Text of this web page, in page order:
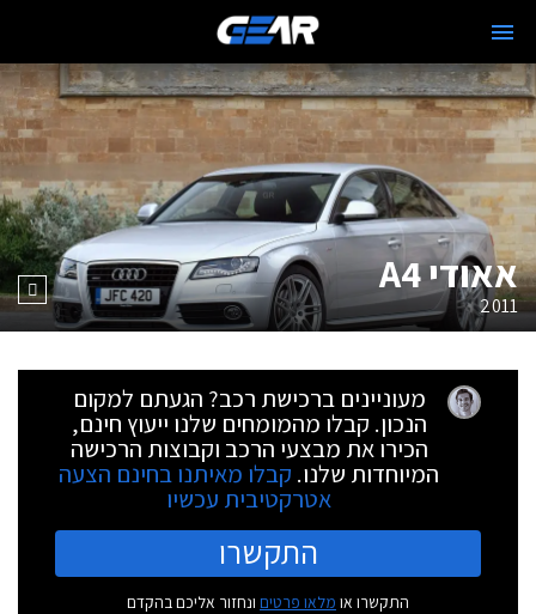
אאודי A4
2011
מעוניינים ברכישת רכב? הגעתם למקום
הנכון. קבלו מהמומחים שלנו ייעוץ חינם,
הכירו את מבצעי הרכב וקבוצות הרכישה
המיוחדות שלנו. קבלו מאיתנו בחינם הצעה
אטרקטיבית עכשיו
התקשרו
התקשרו או מלאו פרטים ונחזור אליכם בהקדם